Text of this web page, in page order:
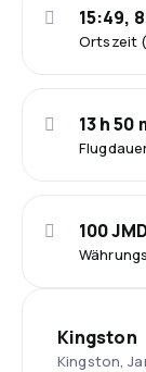
Ortszeit
15:49,
13 h 50
100
Kingston
Kingston,